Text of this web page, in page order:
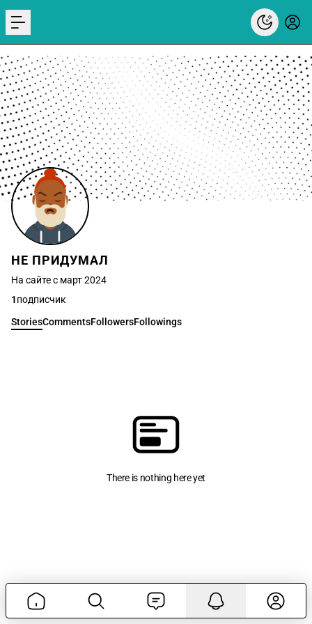
menu
НЕ ПРИДУМАЛ
На сайте с март 2024
1подписчик
StoriesCommentsFollowersFollowings
There is nothing here yet